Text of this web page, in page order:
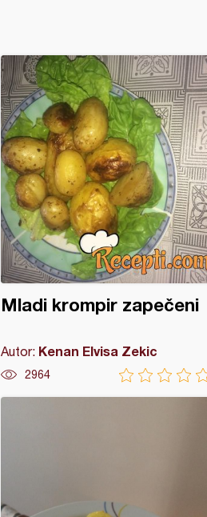
Mladi krompir zapečeni
Autor: Kenan Elvisa Zekic
2964